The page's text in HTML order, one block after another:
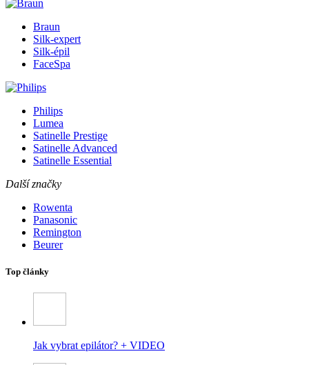
Braun
Silk-expert
Silk-épil
FaceSpa
Philips
Lumea
Satinelle Prestige
Satinelle Advanced
Satinelle Essential
Další značky
Rowenta
Panasonic
Remington
Beurer
Top články
Jak vybrat epilátor? + VIDEO